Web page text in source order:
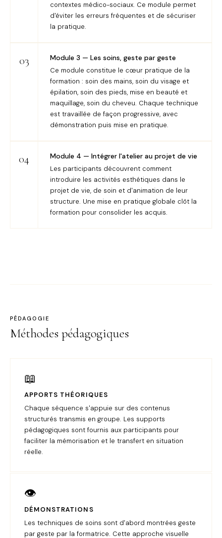
contextes médico-sociaux. Ce module permet
d'éviter les erreurs fréquentes et de sécuriser
la pratique.
03 Module 3 — Les soins, geste par geste
Ce module constitue le cœur pratique de la
formation : soin des mains, soin du visage et
épilation, soin des pieds, mise en beauté et
maquillage, soin du cheveu. Chaque technique
est travaillée de façon progressive, avec
démonstration puis mise en pratique.
04 Module 4 — Intégrer l'atelier au projet de vie
Les participants découvrent comment
introduire les activités esthétiques dans le
projet de vie, de soin et d'animation de leur
structure. Une mise en pratique globale clôt la
formation pour consolider les acquis.
PÉDAGOGIE
Méthodes pédagogiques
📖
APPORTS THÉORIQUES
Chaque séquence s'appuie sur des contenus
structurés transmis en groupe. Les supports
pédagogiques sont fournis aux participants pour
faciliter la mémorisation et le transfert en situation
réelle.
👁️
DÉMONSTRATIONS
Les techniques de soins sont d'abord montrées geste
par geste par la formatrice. Cette approche visuelle